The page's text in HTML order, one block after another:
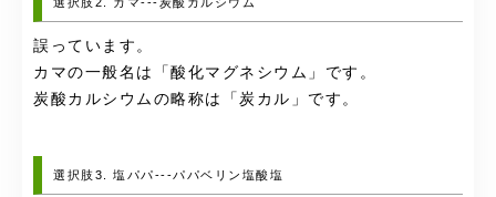
誤っています。
カマの一般名は「酸化マグネシウム」です。
炭酸カルシウムの略称は「炭カル」です。
選択肢3. 塩パパ---パパベリン塩酸塩